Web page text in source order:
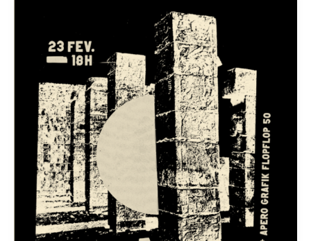
Chebba
Leïla
Apéro
Grafik